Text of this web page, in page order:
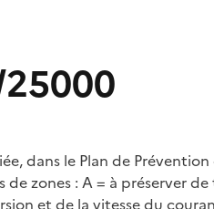
dans le Plan de
de zones : A = à
et de la vitesse du